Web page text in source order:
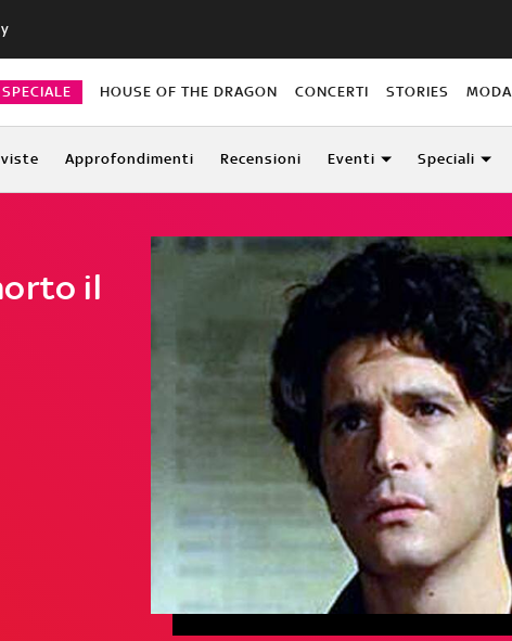
HOUSE OF THE DRAGON CONCERTI STORIES MODA
Approfondimenti Recensioni Eventi Speciali
il